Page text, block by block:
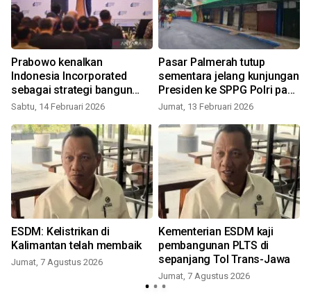
Prabowo kenalkan
Indonesia Incorporated
sebagai strategi bangun
bangsa
Sabtu, 14 Februari 2026
Pasar Palmerah tutup
sementara jelang kunjungan
Presiden ke SPPG Polri pada
Jumat pagi
Jumat, 13 Februari 2026
ESDM: Kelistrikan di
Kalimantan telah membaik
Jumat, 7 Agustus 2026
Kementerian ESDM kaji
pembangunan PLTS di
sepanjang Tol Trans-Jawa
Jumat, 7 Agustus 2026